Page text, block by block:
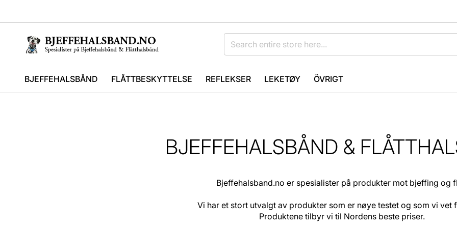
BJEFFEHALSBÅND FLÅTTBESKYTTELSE REFLEKSER LEKETØY ÖVRIGT
BJEFFEHALSBÅND &
Bjeffehalsband.no er spesialister på produkter mot bjeffing og
Vi har et stort utvalgt av produkter som er nøye testet og som vi vet
Produktene tilbyr vi til Nordens beste priser.